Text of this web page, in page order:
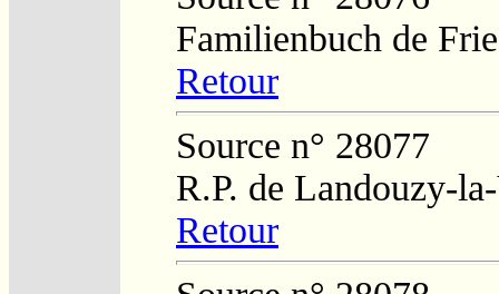
Familienbuch de
Retour
Source n° 28077
R.P. de Landouzy-
Retour